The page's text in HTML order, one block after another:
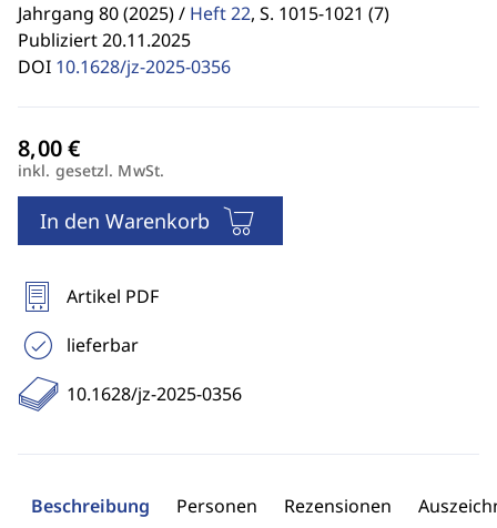
Jahrgang 80 (2025) / Heft 22, S. 1015-1021 (7)
Publiziert 20.11.2025
DOI 10.1628/jz-2025-0356
inkl. gesetzl. MwSt.
In den Warenkorb
Artikel PDF
lieferbar
10.1628/jz-2025-0356
Beschreibung Personen Rezensionen